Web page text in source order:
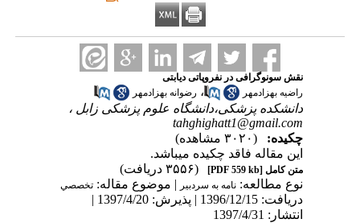
نقش سونوگرافی در نفروپاتی دیابتی
راضیه بهزادمهر
، رضوانه بهزادمهر
دانشکده پزشکی،دانشگاه علوم پزشکی زابل ،
tahghighatt1@gmail.com
چکیده:
(۳۰۲۰ مشاهده)
این مقاله فاقد چکیده می​باشد.
متن کامل[PDF 559 kb]
(۳۵۵۶ دریافت)
نوع مطالعه: نامه به سردبیر | موضوع مقاله: تخصصي
دریافت: 1396/12/15 | پذیرش: 1397/4/20 |
انتشار: 1397/4/31